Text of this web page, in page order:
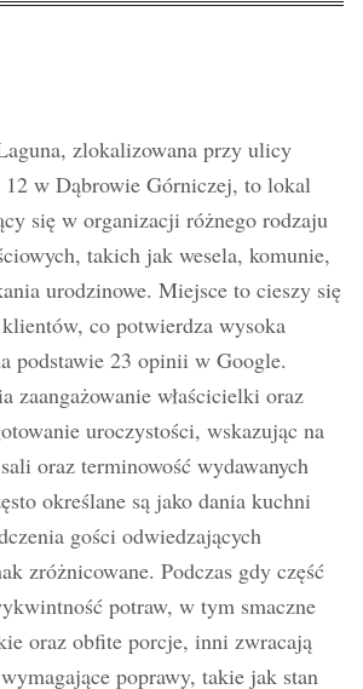
zlokalizowana przy ulicy
w Dąbrowie Górniczej, to lokal
się w organizacji różnego rodzaju
takich jak wesela, komunie,
urodzinowe. Miejsce to cieszy się
co potwierdza wysoka
podstawie 23 opinii w Google.
zaangażowanie właścicielki oraz
uroczystości, wskazując na
oraz terminowość wydawanych
określane są jako dania kuchni
gości odwiedzających
zróżnicowane. Podczas gdy część
potraw, w tym smaczne
oraz obfite porcje, inni zwracają
poprawy, takie jak stan